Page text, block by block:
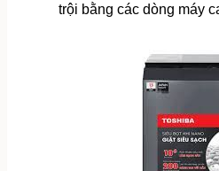
trội bằng các dòng máy